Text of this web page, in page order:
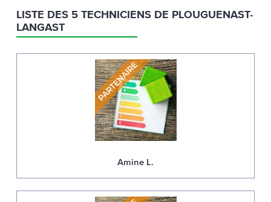
LISTE DES 5 TECHNICIENS DE PLOUGUENAST-
LANGAST
Amine L.